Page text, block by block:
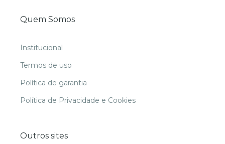
Quem Somos
Institucional
Termos de uso
Política de garantia
Política de Privacidade e Cookies
Outros sites